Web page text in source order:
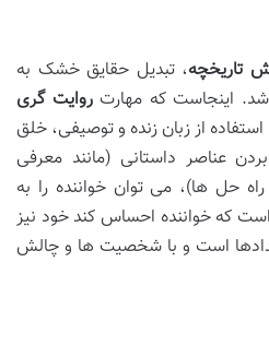
تاریخچه، تبدیل حقایق خشک به
اینجاست که مهارتروایت گری
از زبان زنده و توصیفی، خلق
عناصر داستانی (مانند معرفی
ها)، می توان خواننده را به
که خواننده احساس کند خود نیز
است و با شخصیت ها و چالش